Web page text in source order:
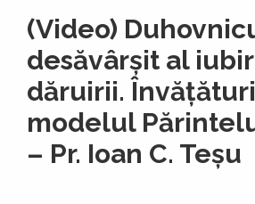
(Video)
desăvârşit al
dăruirii.
modelul
– Pr. Ioan C. Teșu